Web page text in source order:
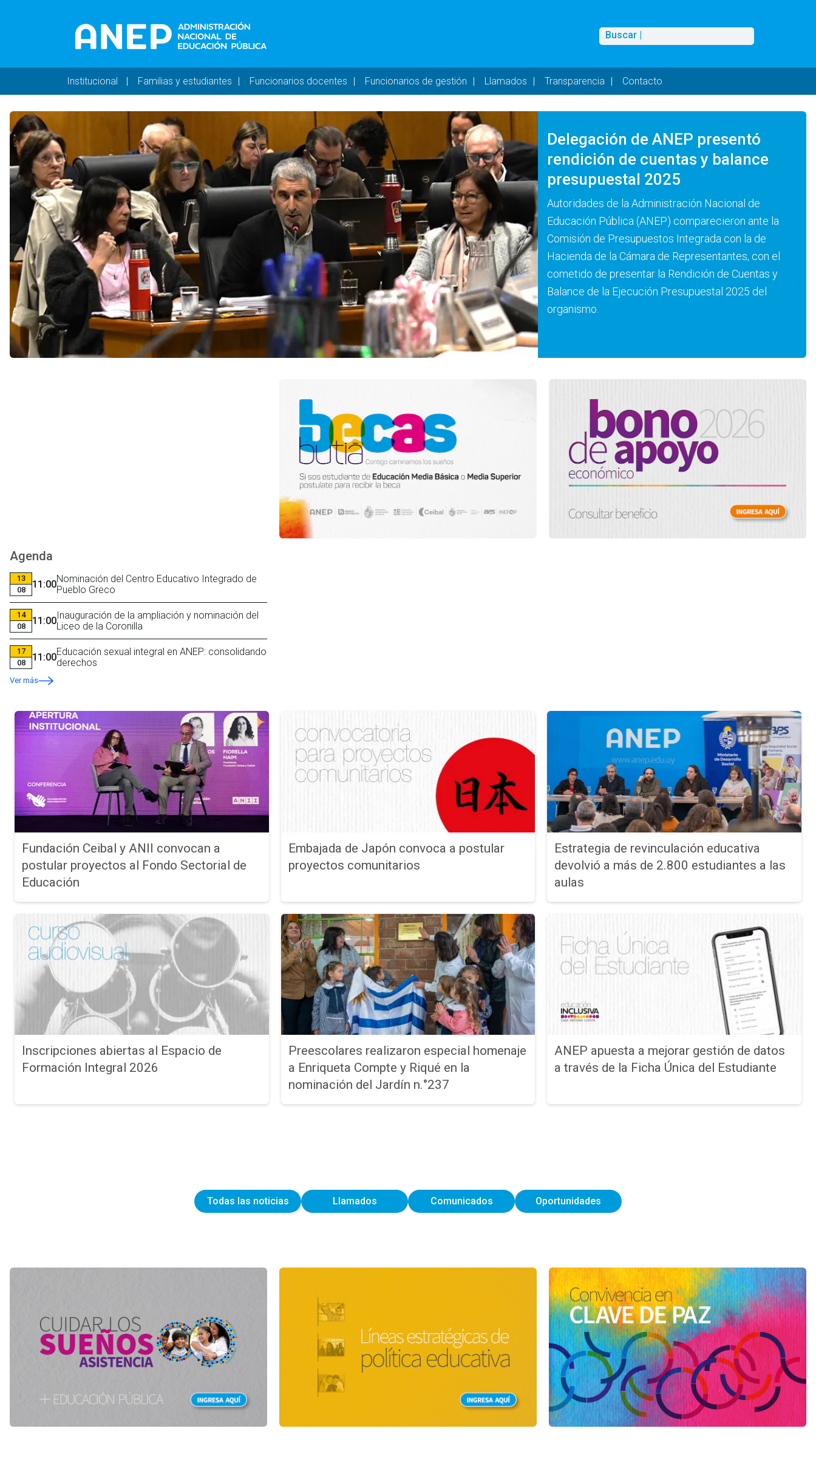
Buscar
Buscar |
Navegación principal - DESKTOP
Institucional Familias y estudiantes Funcionarios docentes Funcionarios de gestión Llamados Transparencia Contacto
Delegación de ANEP presentó
rendición de cuentas y balance
presupuestal 2025
Autoridades de la Administración Nacional de
Educación Pública (ANEP) comparecieron ante la
Comisión de Presupuestos Integrada con la de
Hacienda de la Cámara de Representantes, con el
cometido de presentar la Rendición de Cuentas y
Balance de la Ejecución Presupuestal 2025 del
organismo.
Agenda
13
08
11:00Nominación del Centro Educativo Integrado de
Pueblo Greco
14
08
11:00Inauguración de la ampliación y nominación del
Liceo de la Coronilla
17
08
11:00Educación sexual integral en ANEP: consolidando
derechos
Ver más
Fundación Ceibal y ANII convocan a
postular proyectos al Fondo Sectorial de
Educación
Embajada de Japón convoca a postular
proyectos comunitarios
Estrategia de revinculación educativa
devolvió a más de 2.800 estudiantes a las
aulas
Inscripciones abiertas al Espacio de
Formación Integral 2026
Preescolares realizaron especial homenaje
a Enriqueta Compte y Riqué en la
nominación del Jardín n.°237
ANEP apuesta a mejorar gestión de datos
a través de la Ficha Única del Estudiante
Todas las noticias Llamados Comunicados Oportunidades